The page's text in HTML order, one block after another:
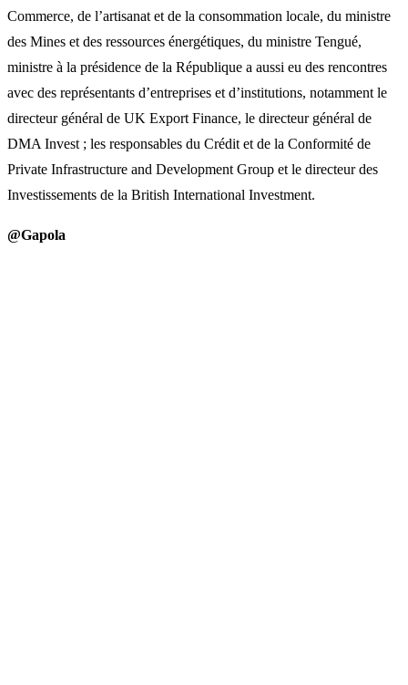
Commerce, de l’artisanat et de la consommation locale, du ministre
des Mines et des ressources énergétiques, du ministre Tengué,
ministre à la présidence de la République a aussi eu des rencontres
avec des représentants d’entreprises et d’institutions, notamment le
directeur général de UK Export Finance, le directeur général de
DMA Invest ; les responsables du Crédit et de la Conformité de
Private Infrastructure and Development Group et le directeur des
Investissements de la British International Investment.
@Gapola